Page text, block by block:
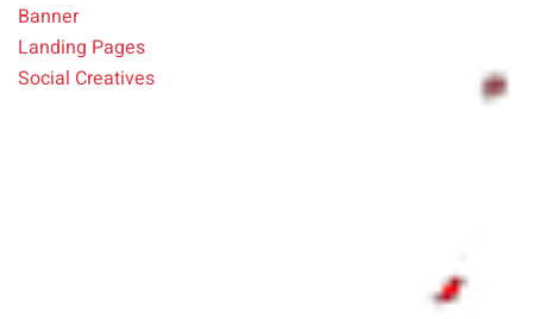
Banner
Landing Pages
Social Creatives